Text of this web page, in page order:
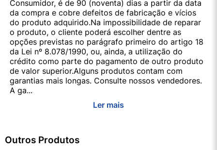
Consumidor, é de 90 (noventa) dias a partir da data
da compra e cobre defeitos de fabricação e vícios
do produto adquirido.Na impossibilidade de reparar
o produto, o cliente poderá escolher dentre as
opções previstas no parágrafo primeiro do artigo 18
da Lei nº 8.078/1990, ou, ainda, a utilização do
crédito como parte do pagamento de outro produto
de valor superior.Alguns produtos contam com
garantias mais longas. Consulte nossos vendedores.
A ga...
Ler mais
Outros Produtos